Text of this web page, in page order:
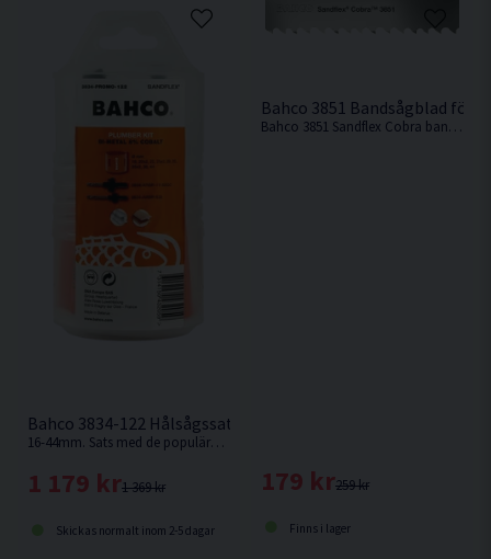
Bahco 3834-122 Hålsågssats 14 delar
16-44mm. Sats med de populäraste storlekarna inom VVS, i kompakt förpackning
1 369 kr
1 179 kr
Skickas normalt inom 2-5 dagar
Bahco 3851 Bandsågblad för
Bahco 3851 Sandflex Cobra bandsågsblad för Makita bandsågar.
259 kr
179 kr
Finns i lager